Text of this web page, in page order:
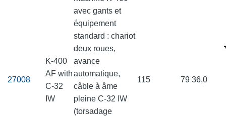
27008
K-400
AF with
C-32
IW
avec gants et
équipement
standard : chariot
deux roues,
avance
automatique,
câble à âme
pleine C-32 IW
(torsadage
115 79 36,0